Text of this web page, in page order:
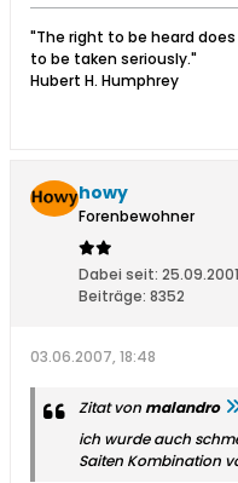
"The right to be heard
to be taken seriously."
Hubert H. Humphrey
howy
Forenbewohner
Dabei seit: 25.09.2001
Beiträge: 8352
03.06.2007, 18:48
Zitat vonmalandro
ich wurde auch
Saiten Kombination